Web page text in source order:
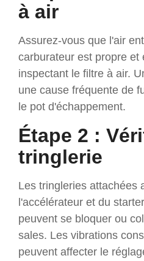
à air
Assurez-vous que l'air
carburateur est propre et
inspectant le filtre à air.
une cause fréquente de
le pot d'échappement.
Étape 2 :
tringlerie
Les tringleries attachées
l'accélérateur et du
peuvent se bloquer ou
sales. Les vibrations
peuvent affecter le